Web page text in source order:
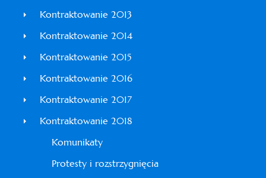
Kontraktowanie 2013
Kontraktowanie 2014
Kontraktowanie 2015
Kontraktowanie 2016
Kontraktowanie 2017
Kontraktowanie 2018
Komunikaty
Protesty i rozstrzygnięcia